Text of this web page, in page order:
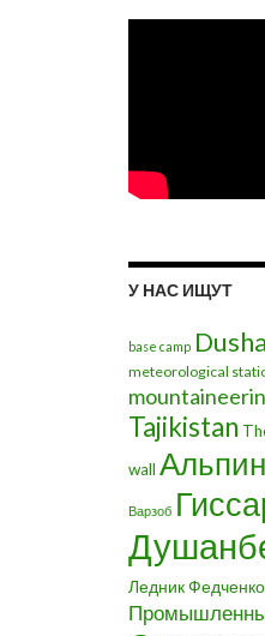
У НАС ИЩУТ
base camp
meteorological
Tajikistan
wall
Варзоб
Ледник Федченко